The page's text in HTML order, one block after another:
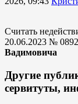
Считать
20.06.2023 №
Вадимовича
Другие
сервитуты,